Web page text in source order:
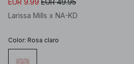
EUR 9.99 EUR 49.95
Larissa Mills x NA-KD
Color: Rosa claro